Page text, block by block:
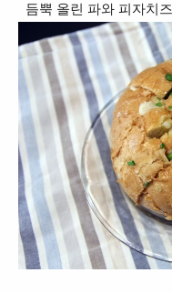
듬뿍 올린 파와 피자치